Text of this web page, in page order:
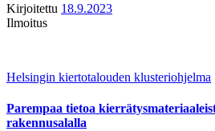
Kirjoitettu 18.9.2023
Ilmoitus
Helsingin kiertotalouden klusteriohjelma
Parempaa tietoa
rakennusalalla